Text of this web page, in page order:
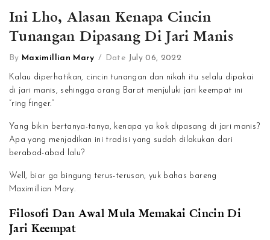
Ini Lho, Alasan Kenapa Cincin
Tunangan Dipasang Di Jari Manis
By Maximillian Mary / Date July 06, 2022
Kalau diperhatikan, cincin tunangan dan nikah itu selalu dipakai
di jari manis, sehingga orang Barat menjuluki jari keempat ini
“ring finger.”
Yang bikin bertanya-tanya, kenapa ya kok dipasang di jari manis?
Apa yang menjadikan ini tradisi yang sudah dilakukan dari
berabad-abad lalu?
Well, biar ga bingung terus-terusan, yuk bahas bareng
Maximillian Mary.
Filosofi Dan Awal Mula Memakai Cincin Di
Jari Keempat